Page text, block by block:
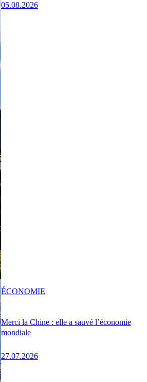
05.08.2026
Merci la Chine : elle a sauvé l’économie
mondiale
27.07.2026
ÉCONOMIE